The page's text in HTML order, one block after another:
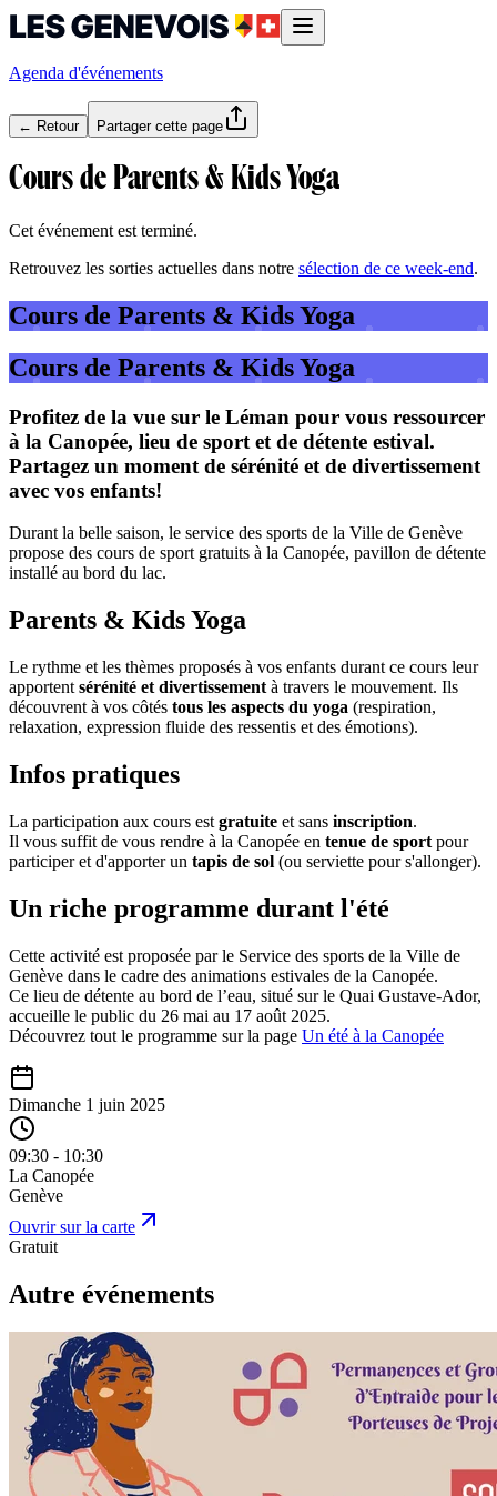
Agenda d'événements
← Retour Partager cette page
Cours de Parents & Kids Yoga
Cet événement est terminé.
Retrouvez les sorties actuelles dans notre sélection de ce week-end.
Cours de Parents & Kids Yoga
Cours de Parents & Kids Yoga
Profitez de la vue sur le Léman pour vous ressourcer
à la Canopée, lieu de sport et de détente estival.
Partagez un moment de sérénité et de divertissement
avec vos enfants!
Durant la belle saison, le service des sports de la Ville de Genève
propose des cours de sport gratuits à la Canopée, pavillon de détente
installé au bord du lac.
Parents & Kids Yoga
Le rythme et les thèmes proposés à vos enfants durant ce cours leur
apportent sérénité et divertissement à travers le mouvement. Ils
découvrent à vos côtés tous les aspects du yoga (respiration,
relaxation, expression fluide des ressentis et des émotions).
Infos pratiques
La participation aux cours est gratuite et sans inscription.
Il vous suffit de vous rendre à la Canopée en tenue de sport pour
participer et d'apporter un tapis de sol (ou serviette pour s'allonger).
Un riche programme durant l'été
Cette activité est proposée par le Service des sports de la Ville de
Genève dans le cadre des animations estivales de la Canopée.
Ce lieu de détente au bord de l’eau, situé sur le Quai Gustave-Ador,
accueille le public du 26 mai au 17 août 2025.
Découvrez tout le programme sur la page Un été à la Canopée
Dimanche 1 juin 2025
09:30 - 10:30
La Canopée
Genève
Ouvrir sur la carte
Gratuit
Autre événements